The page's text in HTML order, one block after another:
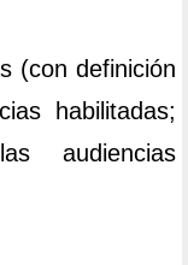
(con definición
habilitadas;
audiencias